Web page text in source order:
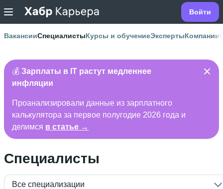
Войти
ВакансииСпециалистыКурсы и обучениеЭкспертыКомпании
💰 Зарплаты в IT растут медленнее
инфляции
Проанализировали данные из зарплатного
калькулятора за первое полугодие 2026 года и
делимся в статье →
Специалисты
Все специализации